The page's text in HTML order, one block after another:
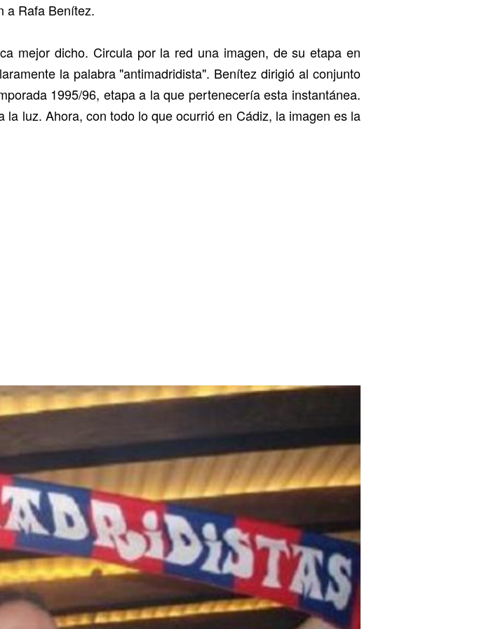
a Rafa Benítez.
mejor dicho. Circula por la red una imagen, de su etapa en
la palabra "antimadridista". Benítez dirigió al conjunto
1995/96, etapa a la que pertenecería esta instantánea.
luz. Ahora, con todo lo que ocurrió en Cádiz, la imagen es la